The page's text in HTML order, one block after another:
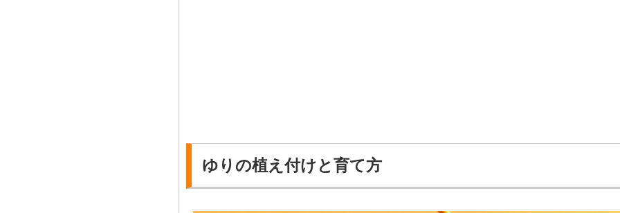
ゆりの植え付けと育て方